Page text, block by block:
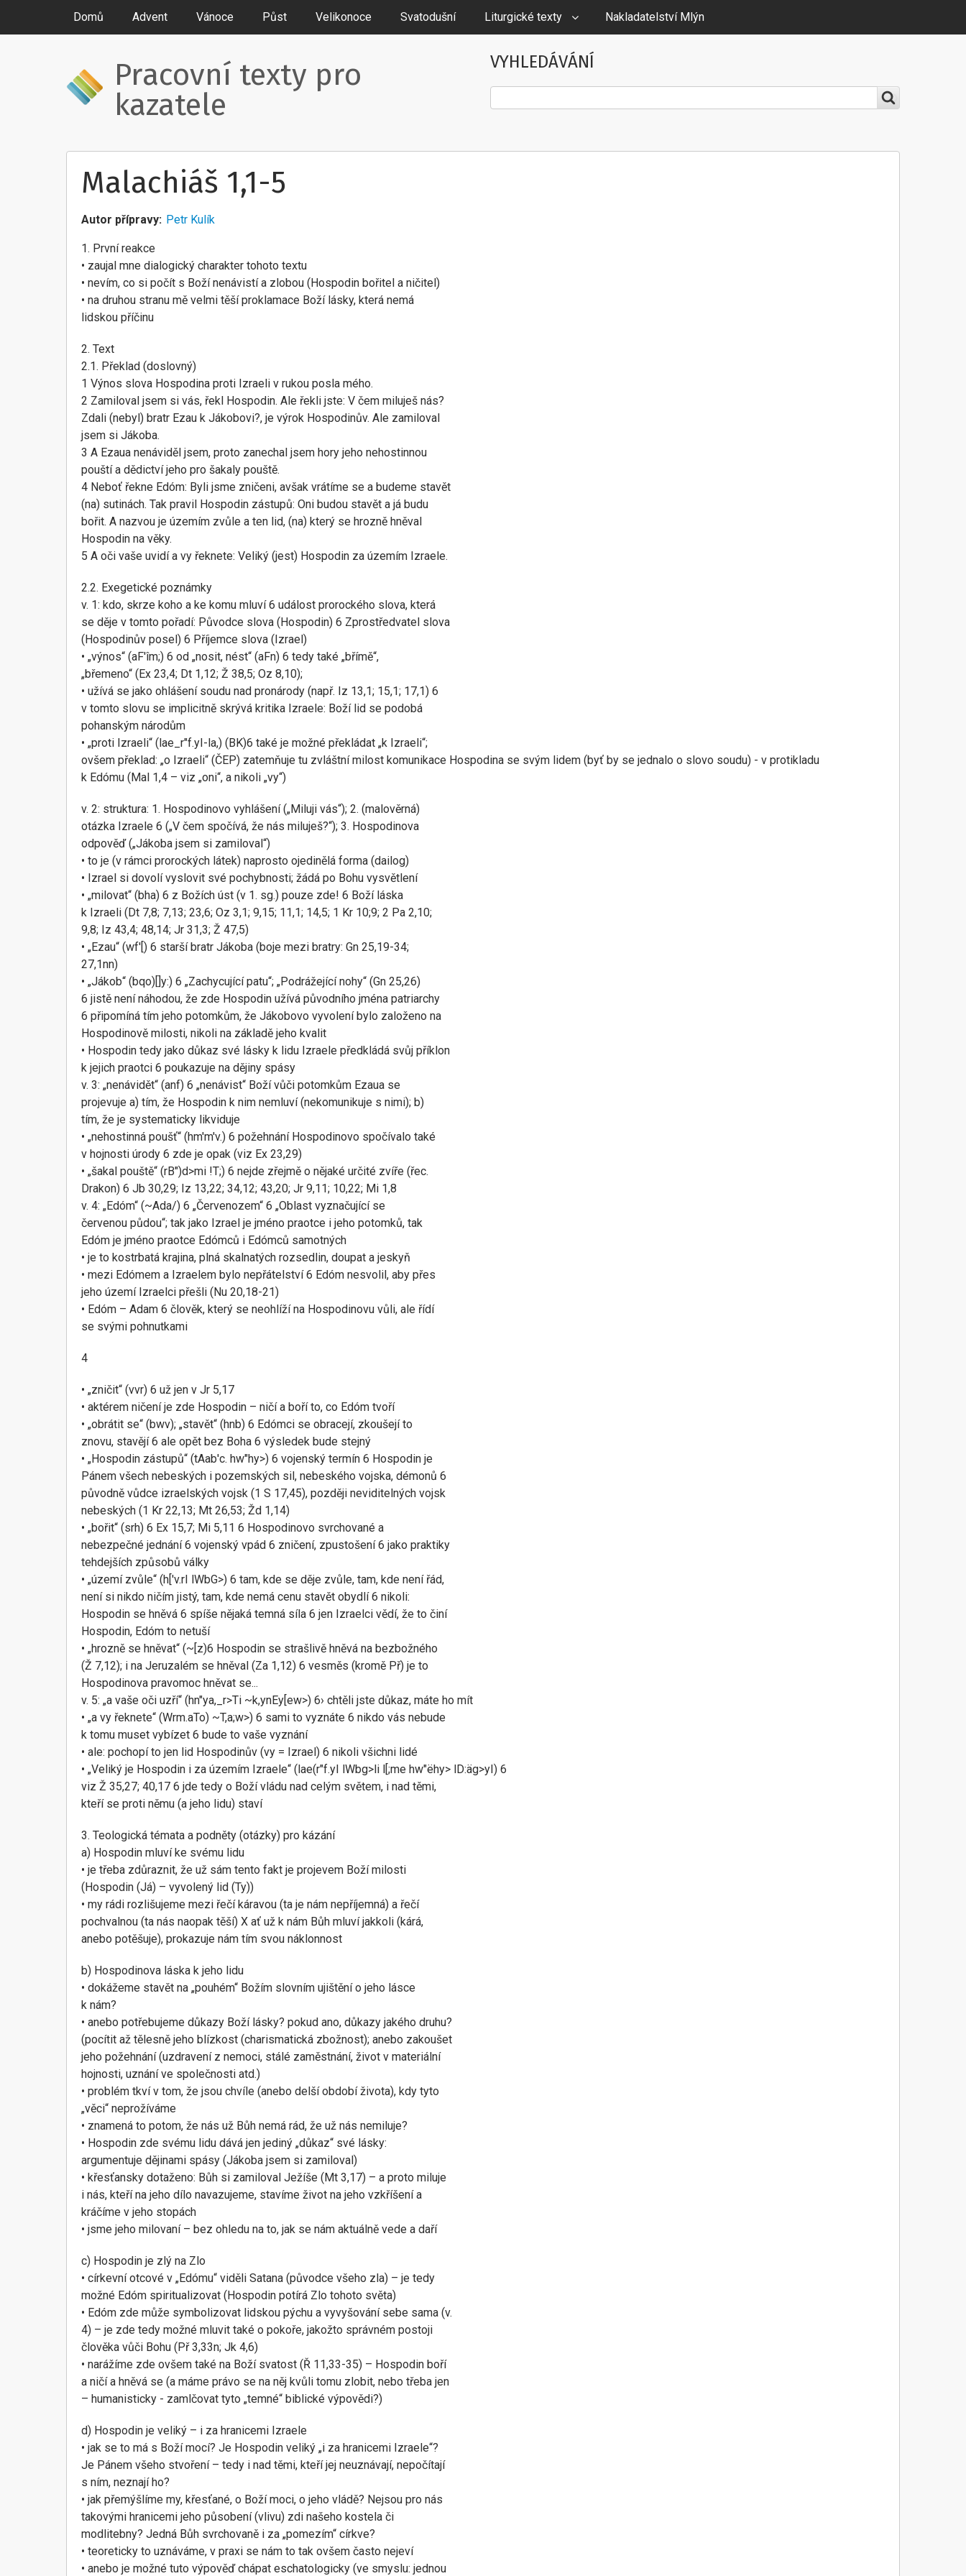
Domů Advent Vánoce Půst Velikonoce Svatodušní Liturgické texty Nakladatelství Mlýn
Pracovní texty pro
kazatele
VYHLEDÁVÁNÍ
Malachiáš 1,1-5
Autor přípravy Petr Kulík
1. První reakce
• zaujal mne dialogický charakter tohoto textu
• nevím, co si počít s Boží nenávistí a zlobou (Hospodin bořitel a ničitel)
• na druhou stranu mě velmi těší proklamace Boží lásky, která nemá
lidskou příčinu
2. Text
2.1. Překlad (doslovný)
1 Výnos slova Hospodina proti Izraeli v rukou posla mého.
2 Zamiloval jsem si vás, řekl Hospodin. Ale řekli jste: V čem miluješ nás?
Zdali (nebyl) bratr Ezau k Jákobovi?, je výrok Hospodinův. Ale zamiloval
jsem si Jákoba.
3 A Ezaua nenáviděl jsem, proto zanechal jsem hory jeho nehostinnou
pouští a dědictví jeho pro šakaly pouště.
4 Neboť řekne Edóm: Byli jsme zničeni, avšak vrátíme se a budeme stavět
(na) sutinách. Tak pravil Hospodin zástupů: Oni budou stavět a já budu
bořit. A nazvou je územím zvůle a ten lid, (na) který se hrozně hněval
Hospodin na věky.
5 A oči vaše uvidí a vy řeknete: Veliký (jest) Hospodin za územím Izraele.
2.2. Exegetické poznámky
v. 1: kdo, skrze koho a ke komu mluví 6 událost prorockého slova, která
se děje v tomto pořadí: Původce slova (Hospodin) 6 Zprostředvatel slova
(Hospodinův posel) 6 Příjemce slova (Izrael)
• „výnos“ (aF'îm;) 6 od „nosit, nést“ (aFn) 6 tedy také „břímě“,
„břemeno“ (Ex 23,4; Dt 1,12; Ž 38,5; Oz 8,10);
• užívá se jako ohlášení soudu nad pronárody (např. Iz 13,1; 15,1; 17,1) 6
v tomto slovu se implicitně skrývá kritika Izraele: Boží lid se podobá
pohanským národům
• „proti Izraeli“ (lae_r"f.yI-la,) (BK)6 také je možné překládat „k Izraeli“;
ovšem překlad: „o Izraeli“ (ČEP) zatemňuje tu zvláštní milost komunikace Hospodina se svým lidem (byť by se jednalo o slovo soudu) - v protikladu
k Edómu (Mal 1,4 – viz „oni“, a nikoli „vy“)
v. 2: struktura: 1. Hospodinovo vyhlášení („Miluji vás“); 2. (malověrná)
otázka Izraele 6 („V čem spočívá, že nás miluješ?“); 3. Hospodinova
odpověď („Jákoba jsem si zamiloval“)
• to je (v rámci prorockých látek) naprosto ojedinělá forma (dailog)
• Izrael si dovolí vyslovit své pochybnosti; žádá po Bohu vysvětlení
• „milovat“ (bha) 6 z Božích úst (v 1. sg.) pouze zde! 6 Boží láska
k Izraeli (Dt 7,8; 7,13; 23,6; Oz 3,1; 9,15; 11,1; 14,5; 1 Kr 10;9; 2 Pa 2,10;
9,8; Iz 43,4; 48,14; Jr 31,3; Ž 47,5)
• „Ezau“ (wf'[) 6 starší bratr Jákoba (boje mezi bratry: Gn 25,19-34;
27,1nn)
• „Jákob“ (bqo)[]y:) 6 „Zachycující patu“; „Podrážející nohy“ (Gn 25,26)
6 jistě není náhodou, že zde Hospodin užívá původního jména patriarchy
6 připomíná tím jeho potomkům, že Jákobovo vyvolení bylo založeno na
Hospodinově milosti, nikoli na základě jeho kvalit
• Hospodin tedy jako důkaz své lásky k lidu Izraele předkládá svůj příklon
k jejich praotci 6 poukazuje na dějiny spásy
v. 3: „nenávidět“ (anf) 6 „nenávist“ Boží vůči potomkům Ezaua se
projevuje a) tím, že Hospodin k nim nemluví (nekomunikuje s nimi); b)
tím, že je systematicky likviduje
• „nehostinná poušť“ (hm'm'v.) 6 požehnání Hospodinovo spočívalo také
v hojnosti úrody 6 zde je opak (viz Ex 23,29)
• „šakal pouště“ (rB")d>mi !T;) 6 nejde zřejmě o nějaké určité zvíře (řec.
Drakon) 6 Jb 30,29; Iz 13,22; 34,12; 43,20; Jr 9,11; 10,22; Mi 1,8
v. 4: „Edóm“ (~Ada/) 6 „Červenozem“ 6 „Oblast vyznačující se
červenou půdou“; tak jako Izrael je jméno praotce i jeho potomků, tak
Edóm je jméno praotce Edómců i Edómců samotných
• je to kostrbatá krajina, plná skalnatých rozsedlin, doupat a jeskyň
• mezi Edómem a Izraelem bylo nepřátelství 6 Edóm nesvolil, aby přes
jeho území Izraelci přešli (Nu 20,18-21)
• Edóm – Adam 6 člověk, který se neohlíží na Hospodinovu vůli, ale řídí
se svými pohnutkami
4
• „zničit“ (vvr) 6 už jen v Jr 5,17
• aktérem ničení je zde Hospodin – ničí a boří to, co Edóm tvoří
• „obrátit se“ (bwv); „stavět“ (hnb) 6 Edómci se obracejí, zkoušejí to
znovu, stavějí 6 ale opět bez Boha 6 výsledek bude stejný
• „Hospodin zástupů“ (tAab'c. hw"hy>) 6 vojenský termín 6 Hospodin je
Pánem všech nebeských i pozemských sil, nebeského vojska, démonů 6
původně vůdce izraelských vojsk (1 S 17,45), později neviditelných vojsk
nebeských (1 Kr 22,13; Mt 26,53; Žd 1,14)
• „bořit“ (srh) 6 Ex 15,7; Mi 5,11 6 Hospodinovo svrchované a
nebezpečné jednání 6 vojenský vpád 6 zničení, zpustošení 6 jako praktiky
tehdejších způsobů války
• „území zvůle“ (h['v.rI lWbG>) 6 tam, kde se děje zvůle, tam, kde není řád,
není si nikdo ničím jistý, tam, kde nemá cenu stavět obydlí 6 nikoli:
Hospodin se hněvá 6 spíše nějaká temná síla 6 jen Izraelci vědí, že to činí
Hospodin, Edóm to netuší
• „hrozně se hněvat“ (~[z)6 Hospodin se strašlivě hněvá na bezbožného
(Ž 7,12); i na Jeruzalém se hněval (Za 1,12) 6 vesměs (kromě Př) je to
Hospodinova pravomoc hněvat se...
v. 5: „a vaše oči uzří“ (hn"ya,_r>Ti ~k,ynEy[ew>) 6› chtěli jste důkaz, máte ho mít
• „a vy řeknete“ (Wrm.aTo) ~T,a;w>) 6 sami to vyznáte 6 nikdo vás nebude
k tomu muset vybízet 6 bude to vaše vyznání
• ale: pochopí to jen lid Hospodinův (vy = Izrael) 6 nikoli všichni lidé
• „Veliký je Hospodin i za územím Izraele“ (lae(r"f.yI lWbg>li l[;me hw"ëhy> lD:äg>yI) 6
viz Ž 35,27; 40,17 6 jde tedy o Boží vládu nad celým světem, i nad těmi,
kteří se proti němu (a jeho lidu) staví
3. Teologická témata a podněty (otázky) pro kázání
a) Hospodin mluví ke svému lidu
• je třeba zdůraznit, že už sám tento fakt je projevem Boží milosti
(Hospodin (Já) – vyvolený lid (Ty))
• my rádi rozlišujeme mezi řečí káravou (ta je nám nepříjemná) a řečí
pochvalnou (ta nás naopak těší) X ať už k nám Bůh mluví jakkoli (kárá,
anebo potěšuje), prokazuje nám tím svou náklonnost
b) Hospodinova láska k jeho lidu
• dokážeme stavět na „pouhém“ Božím slovním ujištění o jeho lásce
k nám?
• anebo potřebujeme důkazy Boží lásky? pokud ano, důkazy jakého druhu?
(pocítit až tělesně jeho blízkost (charismatická zbožnost); anebo zakoušet
jeho požehnání (uzdravení z nemoci, stálé zaměstnání, život v materiální
hojnosti, uznání ve společnosti atd.)
• problém tkví v tom, že jsou chvíle (anebo delší období života), kdy tyto
„věci“ neprožíváme
• znamená to potom, že nás už Bůh nemá rád, že už nás nemiluje?
• Hospodin zde svému lidu dává jen jediný „důkaz“ své lásky:
argumentuje dějinami spásy (Jákoba jsem si zamiloval)
• křesťansky dotaženo: Bůh si zamiloval Ježíše (Mt 3,17) – a proto miluje
i nás, kteří na jeho dílo navazujeme, stavíme život na jeho vzkříšení a
kráčíme v jeho stopách
• jsme jeho milovaní – bez ohledu na to, jak se nám aktuálně vede a daří
c) Hospodin je zlý na Zlo
• církevní otcové v „Edómu“ viděli Satana (původce všeho zla) – je tedy
možné Edóm spiritualizovat (Hospodin potírá Zlo tohoto světa)
• Edóm zde může symbolizovat lidskou pýchu a vyvyšování sebe sama (v.
4) – je zde tedy možné mluvit také o pokoře, jakožto správném postoji
člověka vůči Bohu (Př 3,33n; Jk 4,6)
• narážíme zde ovšem také na Boží svatost (Ř 11,33-35) – Hospodin boří
a ničí a hněvá se (a máme právo se na něj kvůli tomu zlobit, nebo třeba jen
– humanisticky - zamlčovat tyto „temné“ biblické výpovědi?)
d) Hospodin je veliký – i za hranicemi Izraele
• jak se to má s Boží mocí? Je Hospodin veliký „i za hranicemi Izraele“?
Je Pánem všeho stvoření – tedy i nad těmi, kteří jej neuznávají, nepočítají
s ním, neznají ho?
• jak přemýšlíme my, křesťané, o Boží moci, o jeho vládě? Nejsou pro nás
takovými hranicemi jeho působení (vlivu) zdi našeho kostela či
modlitebny? Jedná Bůh svrchovaně i za „pomezím“ církve?
• teoreticky to uznáváme, v praxi se nám to tak ovšem často nejeví
• anebo je možné tuto výpověď chápat eschatologicky (ve smyslu: jednou